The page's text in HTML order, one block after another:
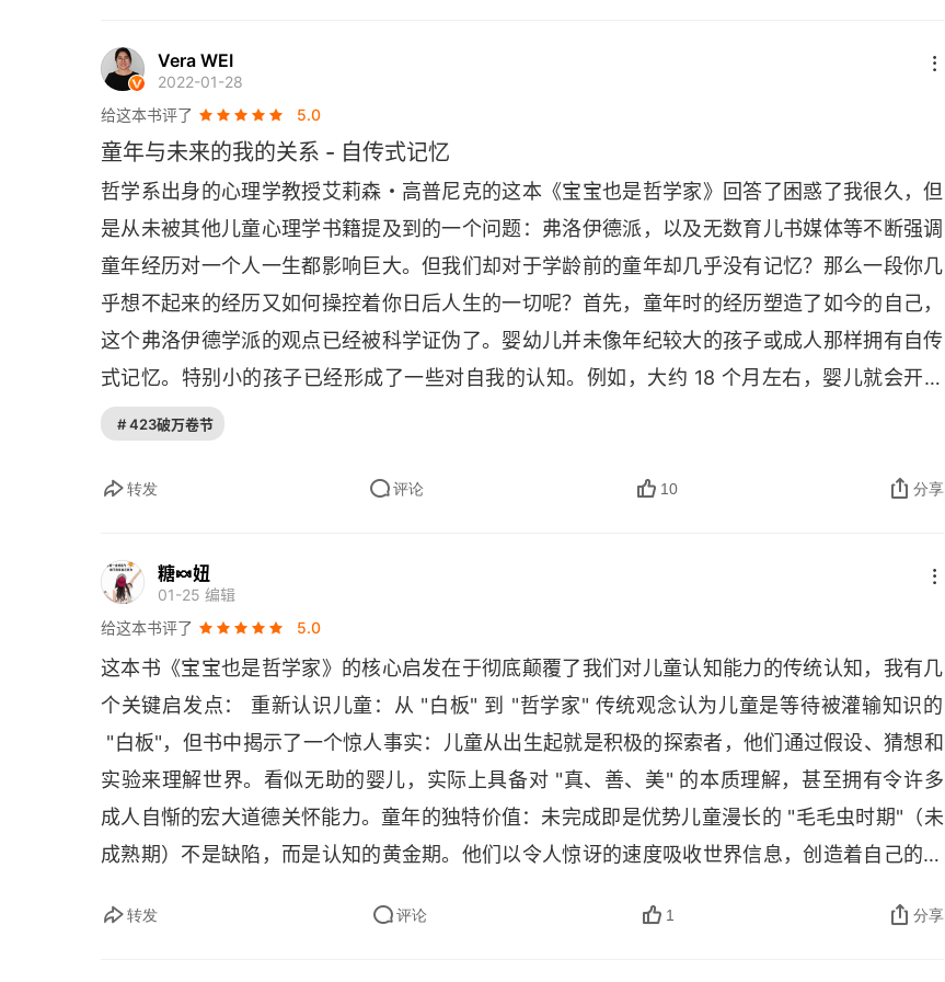
Vera WEI
2022-01-28
给这本书评了
5.0
童年与未来的我的关系 - 自传式记忆
哲学系出身的心理学教授艾莉森・高普尼克的这本《宝宝也是哲学家》回答了困惑了我很久，但
是从未被其他儿童心理学书籍提及到的一个问题：弗洛伊德派，以及无数育儿书媒体等不断强调
童年经历对一个人一生都影响巨大。但我们却对于学龄前的童年却几乎没有记忆？那么一段你几
乎想不起来的经历又如何操控着你日后人生的一切呢？首先，童年时的经历塑造了如今的自己，
这个弗洛伊德学派的观点已经被科学证伪了。婴幼儿并未像年纪较大的孩子或成人那样拥有自传
式记忆。特别小的孩子已经形成了一些对自我的认知。例如，大约 18 个月左右，婴儿就会开始
认出镜中的自己。我们可以偷偷在婴儿的前额上贴一张贴纸，之后把他抱到镜子前，如此验证的
相对的，2 岁的孩子就会立即触摸自己的额头，看看是不是有一张贴纸在那里。但是，这个年龄
单一的时间线。在一个实验中，特蕾莎・麦科马克（
）连续几天给孩子们看
两个不同系列的图画。之后，让孩子回答自己曾经看过哪些图画，是今天看到的，还是昨天看到
的。3 岁幼儿能够认出自己曾看到过的图画，但无法说出什么时候看到的。而到 6 岁时，孩子就
可以像成人一样很好地回答这些问题了。哲学家约翰・坎贝尔（John Campbell）认为，自传式
记忆的意识体验取决于过去、现在及未来的自我之间的因果联系。作为成人，我们会将自己的生
命视作一段完整的、不断展开的因果叙事，串联了我们过去、现在和未来的体验。也就是说，我
们在未来将要做的、感受的、相信的都取决于现在所做、所感、所思，而现在所做、所感、所思
的又由过去曾做过的、感受到的、相信的内容所决定。对成人而言，这条完整的时间线似乎不言
而喻，但我们也有可能以完全不同的方式来整合自己的经验。我们改变周围环境的能力让童年与
成年之间的联系变得错综复杂。在 4 岁时，孩子开始理解自己过去的想法也许已经发生了变化
# 423破万卷节
转发 评论 10 分享
糖🍬妞
01-25 编辑
给这本书评了
5.0
这本书《宝宝也是哲学家》的核心启发在于彻底颠覆了我们对儿童认知能力的传统认知，我有几
个关键启发点： 重新认识儿童：从 "白板" 到 "哲学家" 传统观念认为儿童是等待被灌输知识的
"白板"，但书中揭示了一个惊人事实：儿童从出生起就是积极的探索者，他们通过假设、猜想和
实验来理解世界。看似无助的婴儿，实际上具备对 "真、善、美" 的本质理解，甚至拥有令许多
成人自惭的宏大道德关怀能力。童年的独特价值：未完成即是优势儿童漫长的 "毛毛虫时期"（未
成熟期）不是缺陷，而是认知的黄金期。他们以令人惊讶的速度吸收世界信息，创造着自己的理
理运作原理。
教育观念的根本转变书中呼吁成人从 "俯视灌输" 转向 "尊重支持"：- 真正的爱
转发 评论 1 分享